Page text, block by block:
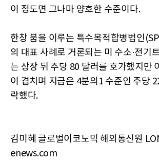
이 정도면 그나마 양호한 수준이다.
한창 붐을 이루는 특수목적합병법인
의 대표 사례로 거론되는 미 수소·전기
는 상장 뒤 주당 80 달러를 호가했지만
이 겹치며 지금은 4분의1 수준인 주당
락했다.
김미혜 글로벌이코노믹 해외통신원
enews.com